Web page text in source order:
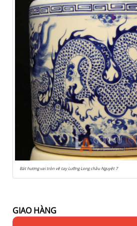
Bát hương vai tròn vẽ tay Lưỡng Long chầu Nguyệt 7
GIAO HÀNG